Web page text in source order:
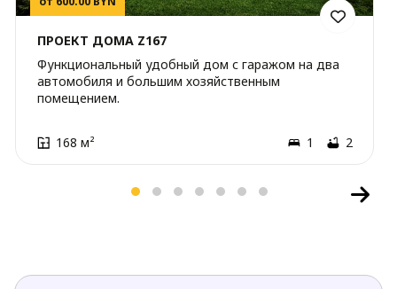
ПРОЕКТ ДОМА Z167
Функциональный удобный дом с гаражом на два
автомобиля и большим хозяйственным
помещением.
168 м² 1 2